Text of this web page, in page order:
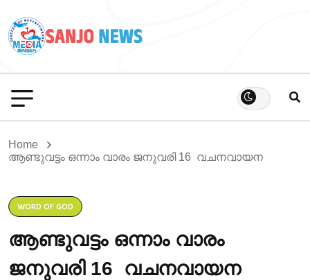
Home
ആണ്ടുവട്ടം ഒന്നാം വാരം ജനുവരി 16 വചനവായന
WORD OF GOD
ആണ്ടുവട്ടം ഒന്നാം വാരം
ജനുവരി 16 വചനവായന